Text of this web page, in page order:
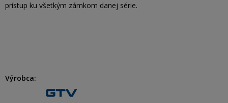
prístup ku všetkým zámkom danej série.
Výrobca